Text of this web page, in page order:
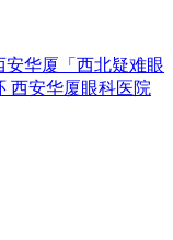
华厦「西北疑难眼
西安华厦眼科医院